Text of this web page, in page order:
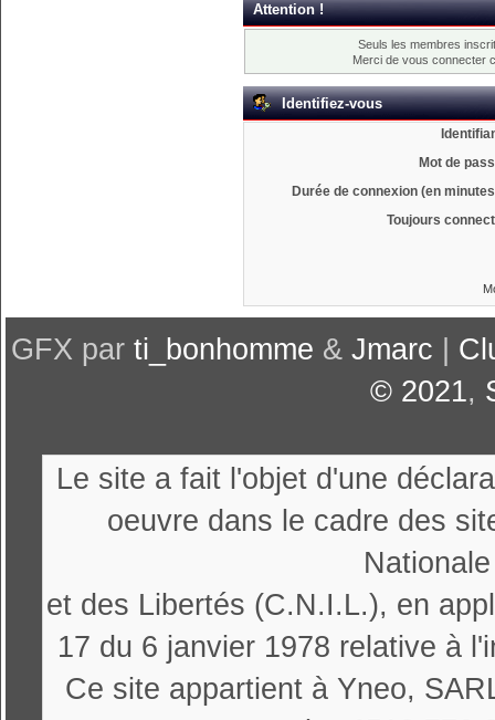
Attention !
Seuls les membres
Merci de vous connecter
Identifiez-vous
Mot de
Durée de connexion (en
Toujours
GFX par ti_bonhomme & Jmarc
© 2021,
Le site a fait l'objet d'une
oeuvre dans le cadre des
et des Libertés (C.N.I.L.), en
17 du 6 janvier 1978 relative à
Ce site appartient à Yneo,